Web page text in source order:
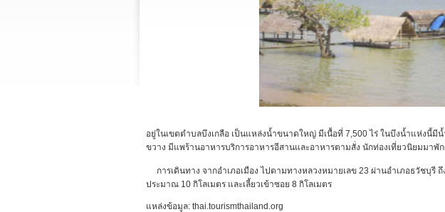
อยู่ในเขตตำบลบึงเกลือ เป็นแหล่งน้ำขนาดใหญ่ มีเนื้อที่ 7,500 ไร่ ในบึงน้ำแห่งนี้
ขวาง มีแพร้านอาหารบริการอาหารอีสานและอาหารตามสั่ง นักท่องเที่ยวนิยมมาพั
การเดินทาง จากอำเภอเมือง ไปตามทางหลวงหมายเลข 23 ผ่านอำเภอธวัชบุรี ถึ
ประมาณ 10 กิโลเมตร และเลี้ยวเข้าซอย 8 กิโลเมตร
แหล่งข้อมูล: thai.tourismthailand.org